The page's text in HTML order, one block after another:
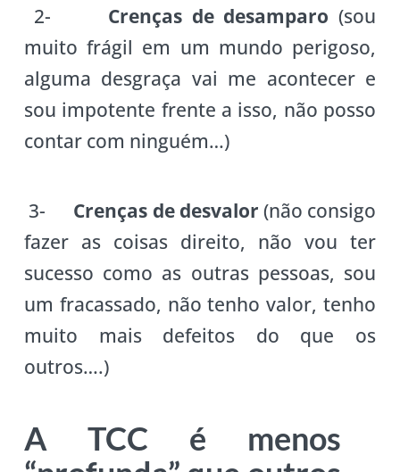
2- Crenças de desamparo (sou
muito frágil em um mundo perigoso,
alguma desgraça vai me acontecer e
sou impotente frente a isso, não posso
contar com ninguém…)
3- Crenças de desvalor (não consigo
fazer as coisas direito, não vou ter
sucesso como as outras pessoas, sou
um fracassado, não tenho valor, tenho
muito mais defeitos do que os
outros….)
A TCC é menos